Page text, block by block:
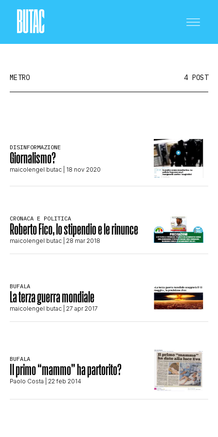
SCIENZA E TECNOLOGIA
STORIA E CITAZIONI
COMPLOTTI, LEGGENDE URBANE ED
EDITORIALI
METRO 4 POST
DISINFORMAZIONE
Giornalismo?
maicolengel butac | 18 nov 2020
CRONACA E POLITICA
Roberto Fico, lo stipendio e le rinunce
maicolengel butac | 28 mar 2018
BUFALA
La terza guerra mondiale
maicolengel butac | 27 apr 2017
BUFALA
Il primo “mammo” ha partorito?
Paolo Costa | 22 feb 2014